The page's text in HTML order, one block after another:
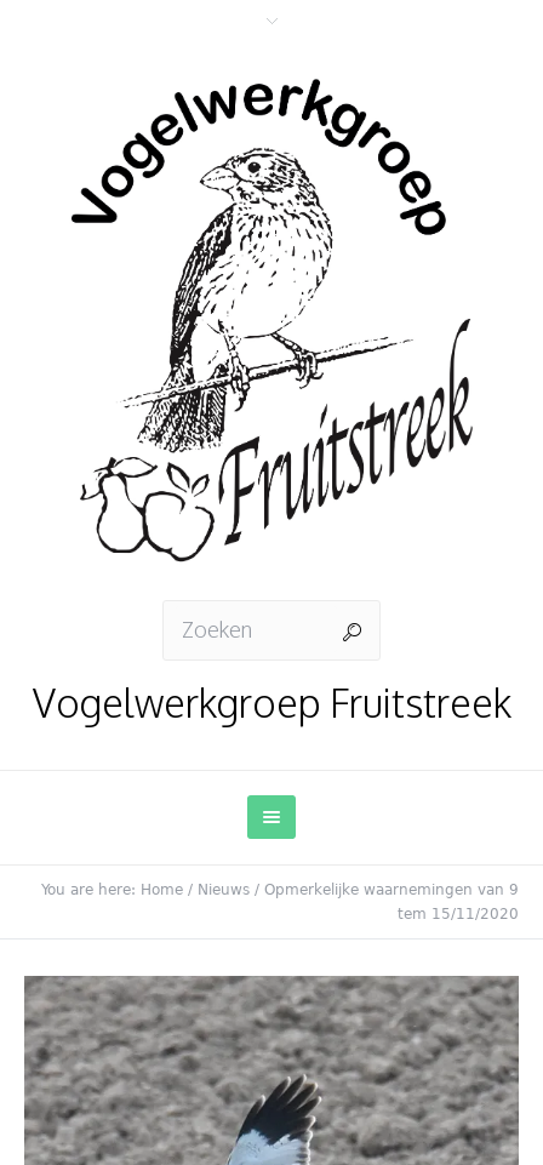
Vogelwerkgroep Fruitstreek
You are here: Home / Nieuws / Opmerkelijke waarnemingen van 9
tem 15/11/2020